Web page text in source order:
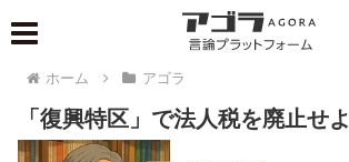
ホーム アゴラ
「復興特区」で法人税を廃止せよ